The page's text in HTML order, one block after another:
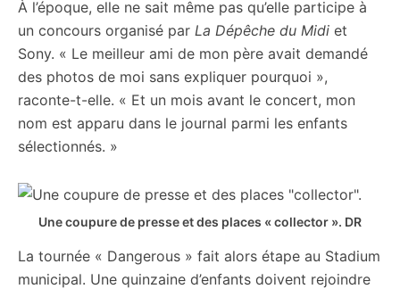
À l’époque, elle ne sait même pas qu’elle participe à
un concours organisé par La Dépêche du Midi et
Sony. « Le meilleur ami de mon père avait demandé
des photos de moi sans expliquer pourquoi »,
raconte-t-elle. « Et un mois avant le concert, mon
nom est apparu dans le journal parmi les enfants
sélectionnés. »
Une coupure de presse et des places « collector ». DR
La tournée « Dangerous » fait alors étape au Stadium
municipal. Une quinzaine d’enfants doivent rejoindre